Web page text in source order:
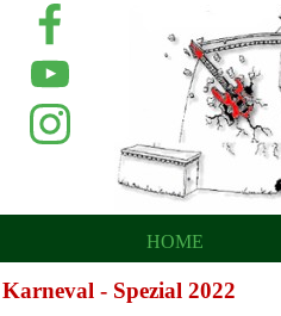
HOME
Karneval - Spezial 2022